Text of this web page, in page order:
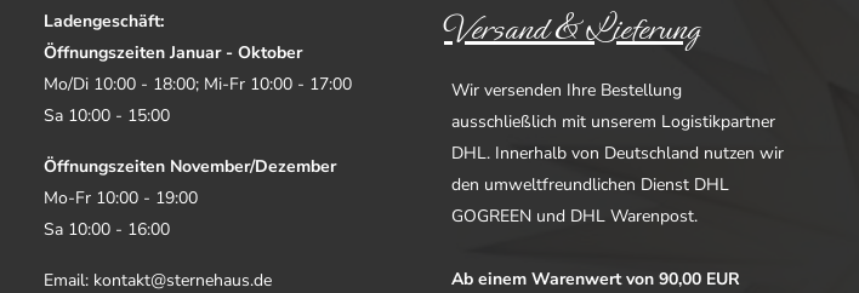
Ladengeschäft:
Öffnungszeiten Januar - Oktober
Mo/Di 10:00 - 18:00; Mi-Fr 10:00 - 17:00
Sa 10:00 - 15:00
Öffnungszeiten November/Dezember
Mo-Fr 10:00 - 19:00
Sa 10:00 - 16:00
Email: kontakt@sternehaus.de
Versand & Lieferung
Wir versenden Ihre Bestellung
ausschließlich mit unserem Logistikpartner
DHL. Innerhalb von Deutschland nutzen wir
den umweltfreundlichen Dienst DHL
GOGREEN und DHL Warenpost.
Ab einem Warenwert von 90,00 EUR